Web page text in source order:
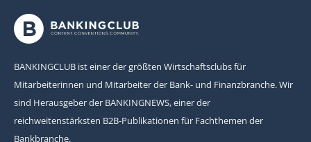
BANKINGCLUB ist einer der größten Wirtschaftsclubs für
Mitarbeiterinnen und Mitarbeiter der Bank- und Finanzbranche. Wir
sind Herausgeber der BANKINGNEWS, einer der
reichweitenstärksten B2B-Publikationen für Fachthemen der
Bankbranche.